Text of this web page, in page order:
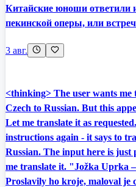
Китайские юноши ответили
пекинской оперы, или
3 авг.
<thinking> The user wants
Czech to Russian. But this
Let me translate it as
instructions again - it says to
Russian. The input here is
me translate it. "Jožka Uprka
Proslavily ho kroje, maloval je